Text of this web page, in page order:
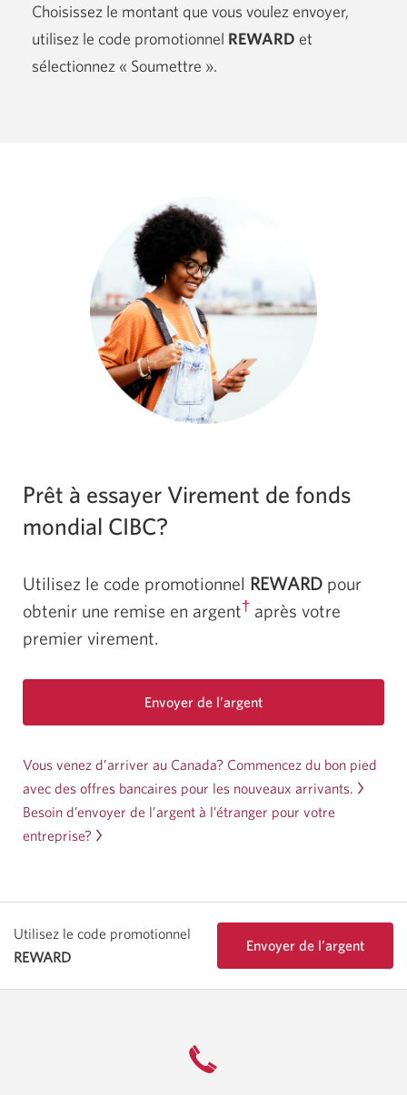
Choisissez le montant que vous voulez envoyer,
utilisez le code promotionnel REWARD et
sélectionnez « Soumettre ».
Prêt à essayer Virement de fonds
mondial CIBC?
Utilisez le code promotionnel REWARD pour
obtenir une remise en argent† après votre
premier virement.
Envoyer de l’argent
Vous venez d’arriver au Canada? Commencez du bon pied
avec des offres bancaires pour les nouveaux arrivants.
Besoin d’envoyer de l’argent à l’étranger pour votre
entreprise?
Utilisez le code promotionnel
REWARD
Envoyer de l’argent